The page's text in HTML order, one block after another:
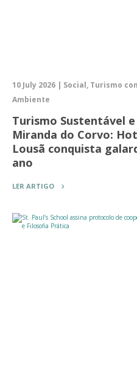
10 July 2026 | Social, Turismo
Ambiente
Turismo Sustentável
Miranda do Corvo:
Lousã conquista
ano
LER ARTIGO